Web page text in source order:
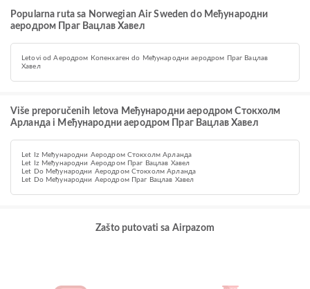
Popularna ruta sa Norwegian Air Sweden do Међународни
аеродром Праг Вацлав Хавел
Letovi od Аеродром Копенхаген do Међународни аеродром Праг Вацлав
Хавел
Više preporučenih letova Међународни аеродром Стокхолм
Арланда i Међународни аеродром Праг Вацлав Хавел
Let Iz Међународни Аеродром Стокхолм Арланда
Let Iz Међународни Аеродром Праг Вацлав Хавел
Let Do Међународни Аеродром Стокхолм Арланда
Let Do Међународни Аеродром Праг Вацлав Хавел
Zašto putovati sa Airpazom